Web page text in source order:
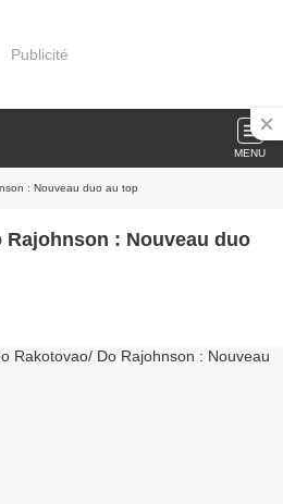
Publicité
MENU
: Nouveau duo au top
Rajohnson : Nouveau duo